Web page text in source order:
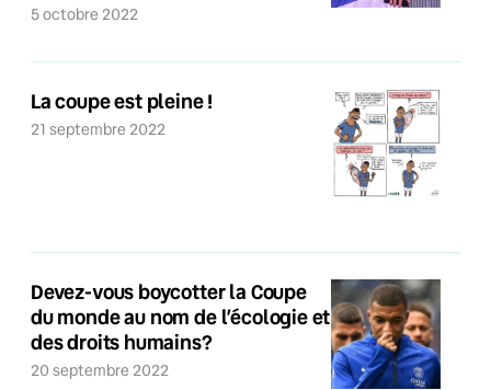
5 octobre 2022
La coupe est pleine !
21 septembre 2022
Devez-vous boycotter la Coupe
du monde au nom de l’écologie et
des droits humains?
20 septembre 2022